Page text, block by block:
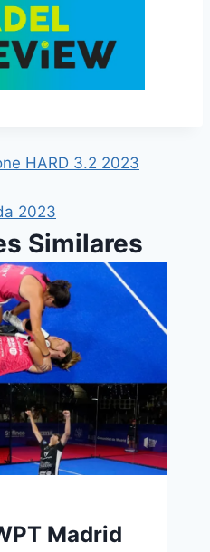
HARD 3.2 2023
2023
Similares
Madrid